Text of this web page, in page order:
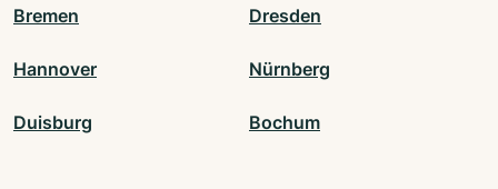
Bremen Dresden
Hannover Nürnberg
Duisburg Bochum